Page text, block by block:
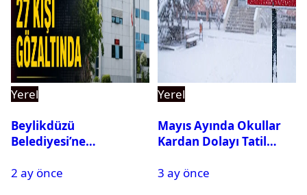
Yerel
Beylikdüzü
Belediyesi’ne
Gözaltına Alındı
2 ay önce
Yerel
Mayıs Ayında Okullar
Kardan Dolayı Tatil
3 ay önce